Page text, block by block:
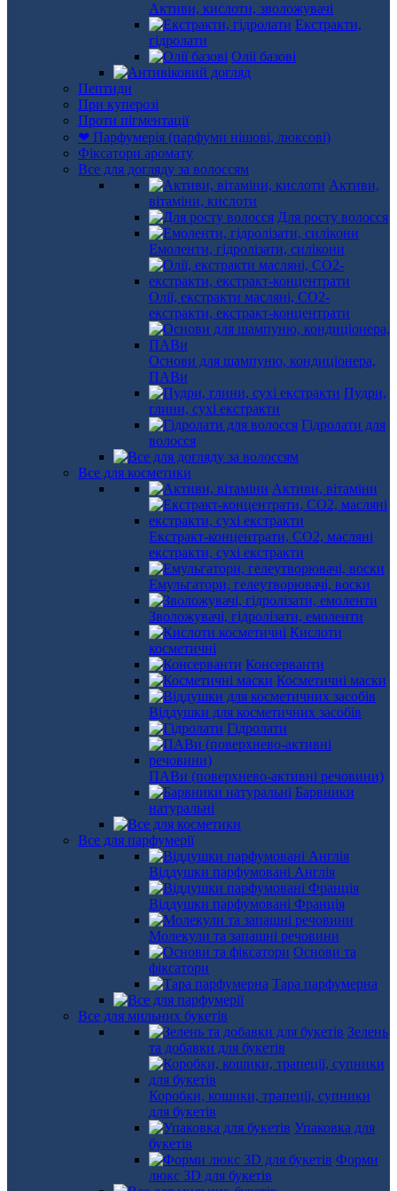
Активи, кислоти, зволожувачі
Екстракти,
гідролати
Олії базові
Пептиди
При куперозі
Проти пігментації
❤ Парфумерія (парфуми нішові, люксові)
Фіксатори аромату
Все для догляду за волоссям
Активи,
вітаміни, кислоти
Для росту волосся
Емоленти, гідролізати, силікони
Олії, екстракти масляні, СО2-
екстракти, екстракт-концентрати
Основи для шампуню, кондиціонера,
ПАВи
Пудри,
глини, сухі екстракти
Гідролати для
волосся
Все для косметики
Активи, вітаміни
Екстракт-концентрати, СО2, масляні
екстракти, сухі екстракти
Емульгатори, гелеутворювачі, воски
Зволожувачі, гідролізати, емоленти
Кислоти
косметичні
Консерванти
Косметичні маски
Віддушки для косметичних засобів
Гідролати
ПАВи (поверхнево-активні речовини)
Барвники
натуральні
Все для парфумерії
Віддушки парфумовані Англія
Віддушки парфумовані Франція
Молекули та запашні речовини
Основи та
фіксатори
Тара парфумерна
Все для мильних букетів
Зелень
та добавки для букетів
Коробки, кошики, трапеції, супники
для букетів
Упаковка для
букетів
Форми
люкс 3D для букетів